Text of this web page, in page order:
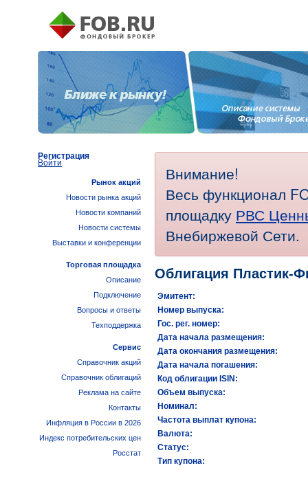
Внимание!
Весь функционал
площадку РВС
Внебиржевой Сети.
Облигация Пластик-
Эмитент:
Номер выпуска:
Гос. рег. номер:
Дата начала размещения:
Дата окончания размещения:
Дата начала погашения:
Код облигации ISIN:
Объем выпуска:
Номинал:
Частота выплат купона:
Валюта:
Статус:
Тип купона:
Регистрация
Войти
Рынок акций
Новости рынка акций
Новости компаний
Новости системы
Выставки и конференции
Торговая площадка
Описание
Подключение
Вопросы и ответы
Техподдержка
Сервис
Справочник акций
Справочник облигаций
Реклама на сайте
Контакты
Инфляция в России в 2026
Индекс потребительских цен
Росстат